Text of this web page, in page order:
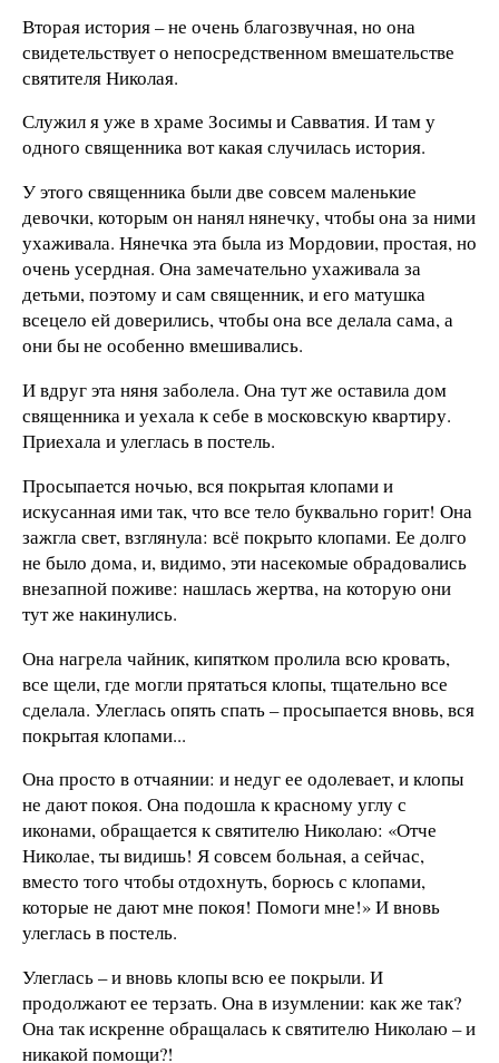
Вторая история – не очень благозвучная, но она
свидетельствует о непосредственном вмешательстве
святителя Николая.
Служил я уже в храме Зосимы и Савватия. И там у
одного священника вот какая случилась история.
У этого священника были две совсем маленькие
девочки, которым он нанял нянечку, чтобы она за ними
ухаживала. Нянечка эта была из Мордовии, простая, но
очень усердная. Она замечательно ухаживала за
детьми, поэтому и сам священник, и его матушка
всецело ей доверились, чтобы она все делала сама, а
они бы не особенно вмешивались.
И вдруг эта няня заболела. Она тут же оставила дом
священника и уехала к себе в московскую квартиру.
Приехала и улеглась в постель.
Просыпается ночью, вся покрытая клопами и
искусанная ими так, что все тело буквально горит! Она
зажгла свет, взглянула: всё покрыто клопами. Ее долго
не было дома, и, видимо, эти насекомые обрадовались
внезапной поживе: нашлась жертва, на которую они
тут же накинулись.
Она нагрела чайник, кипятком пролила всю кровать,
все щели, где могли прятаться клопы, тщательно все
сделала. Улеглась опять спать – просыпается вновь, вся
покрытая клопами...
Она просто в отчаянии: и недуг ее одолевает, и клопы
не дают покоя. Она подошла к красному углу с
иконами, обращается к святителю Николаю: «Отче
Николае, ты видишь! Я совсем больная, а сейчас,
вместо того чтобы отдохнуть, борюсь с клопами,
которые не дают мне покоя! Помоги мне!» И вновь
улеглась в постель.
Улеглась – и вновь клопы всю ее покрыли. И
продолжают ее терзать. Она в изумлении: как же так?
Она так искренне обращалась к святителю Николаю – и
никакой помощи?!